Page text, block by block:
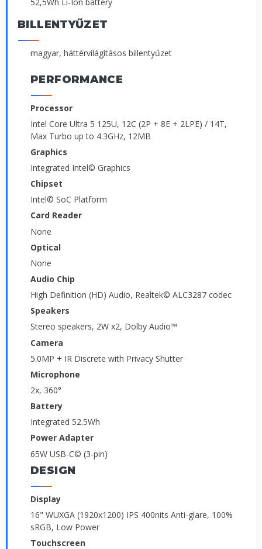
52,5Wh Li-Ion battery
BILLENTYŰZET
magyar, háttérvilágításos billentyűzet
PERFORMANCE
Processor
Intel Core Ultra 5 125U, 12C (2P + 8E + 2LPE) / 14T,
Max Turbo up to 4.3GHz, 12MB
Graphics
Integrated Intel© Graphics
Chipset
Intel© SoC Platform
Card Reader
None
Optical
None
Audio Chip
High Definition (HD) Audio, Realtek© ALC3287 codec
Speakers
Stereo speakers, 2W x2, Dolby Audio™
Camera
5.0MP + IR Discrete with Privacy Shutter
Microphone
2x, 360°
Battery
Integrated 52.5Wh
Power Adapter
65W USB-C© (3-pin)
DESIGN
Display
16" WUXGA (1920x1200) IPS 400nits Anti-glare, 100%
sRGB, Low Power
Touchscreen